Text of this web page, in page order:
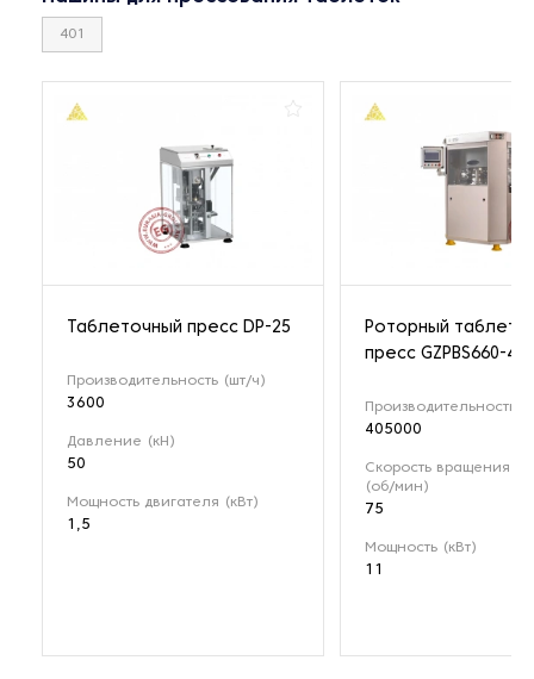
401
Таблеточный пресс DP-25
Производительность (шт/ч)
3600
Давление (кН)
50
Мощность двигателя (кВт)
1,5
Роторный
пресс GZPBS660-45
Производительность
405000
Скорость вращения
(об/мин)
75
Мощность (кВт)
11